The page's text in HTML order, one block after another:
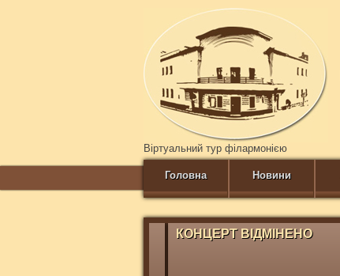
Віртуальний тур філармонією
Головна Новини
КОНЦЕРТ ВІДМІНЕНО